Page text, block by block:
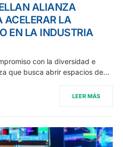
ALIANZA
ACELERAR LA
EN LA INDUSTRIA
con la diversidad e
que busca abrir espacios de…
LEER MÁS